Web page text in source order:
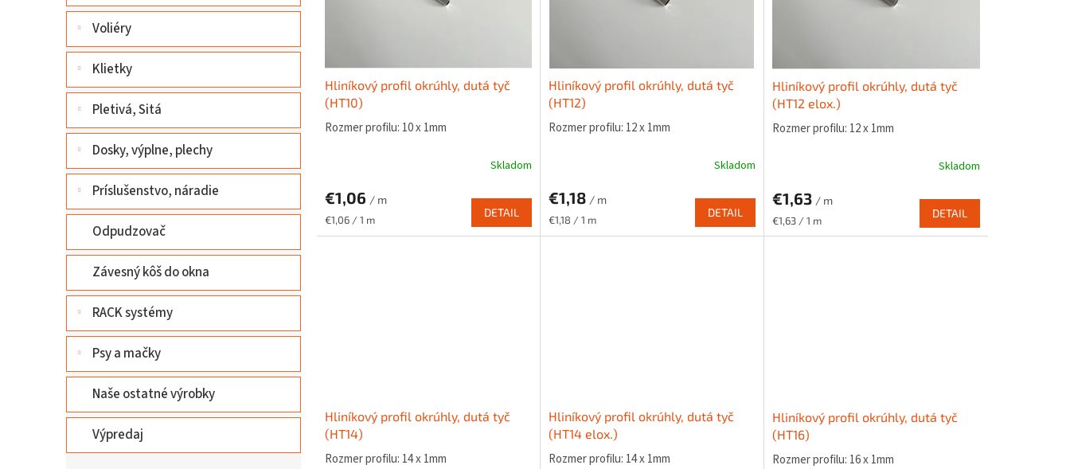
Voliéry
Klietky
Pletivá, Sitá
Dosky, výplne, plechy
Príslušenstvo, náradie
Odpudzovač
Závesný kôš do okna
RACK systémy
Psy a mačky
Naše ostatné výrobky
Výpredaj
Hliníkový profil okrúhly, dutá tyč
(HT10)
Rozmer profilu: 10 x 1mm
Skladom
€1,06 / m
Jednotková
€1,06 / 1 m
DETAIL
Hliníkový profil okrúhly, dutá tyč
(HT12)
Rozmer profilu: 12 x 1mm
Skladom
€1,18 / m
Jednotková
€1,18 / 1 m
DETAIL
Hliníkový profil okrúhly, dutá tyč
(HT12 elox.)
Rozmer profilu: 12 x 1mm
Skladom
€1,63 / m
Jednotková
cena:
€1,63 / 1 m
DETAIL
Hliníkový profil okrúhly, dutá tyč
(HT14)
Rozmer profilu: 14 x 1mm
Hliníkový profil okrúhly, dutá tyč
(HT14 elox.)
Rozmer profilu: 14 x 1mm
Hliníkový profil okrúhly, dutá tyč
(HT16)
Rozmer profilu: 16 x 1mm